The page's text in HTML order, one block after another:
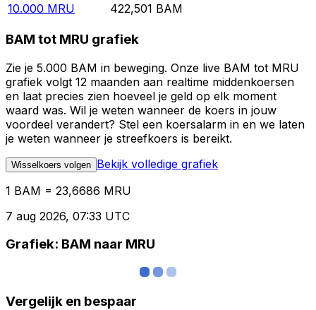
10.000 MRU 422,501 BAM
BAM tot MRU grafiek
Zie je 5.000 BAM in beweging. Onze live BAM tot MRU
grafiek volgt 12 maanden aan realtime middenkoersen
en laat precies zien hoeveel je geld op elk moment
waard was. Wil je weten wanneer de koers in jouw
voordeel verandert? Stel een koersalarm in en we laten
je weten wanneer je streefkoers is bereikt.
Wisselkoers volgen Bekijk volledige grafiek
1 BAM = 23,6686 MRU
7 aug 2026, 07:33 UTC
Grafiek: BAM naar MRU
Vergelijk en bespaar